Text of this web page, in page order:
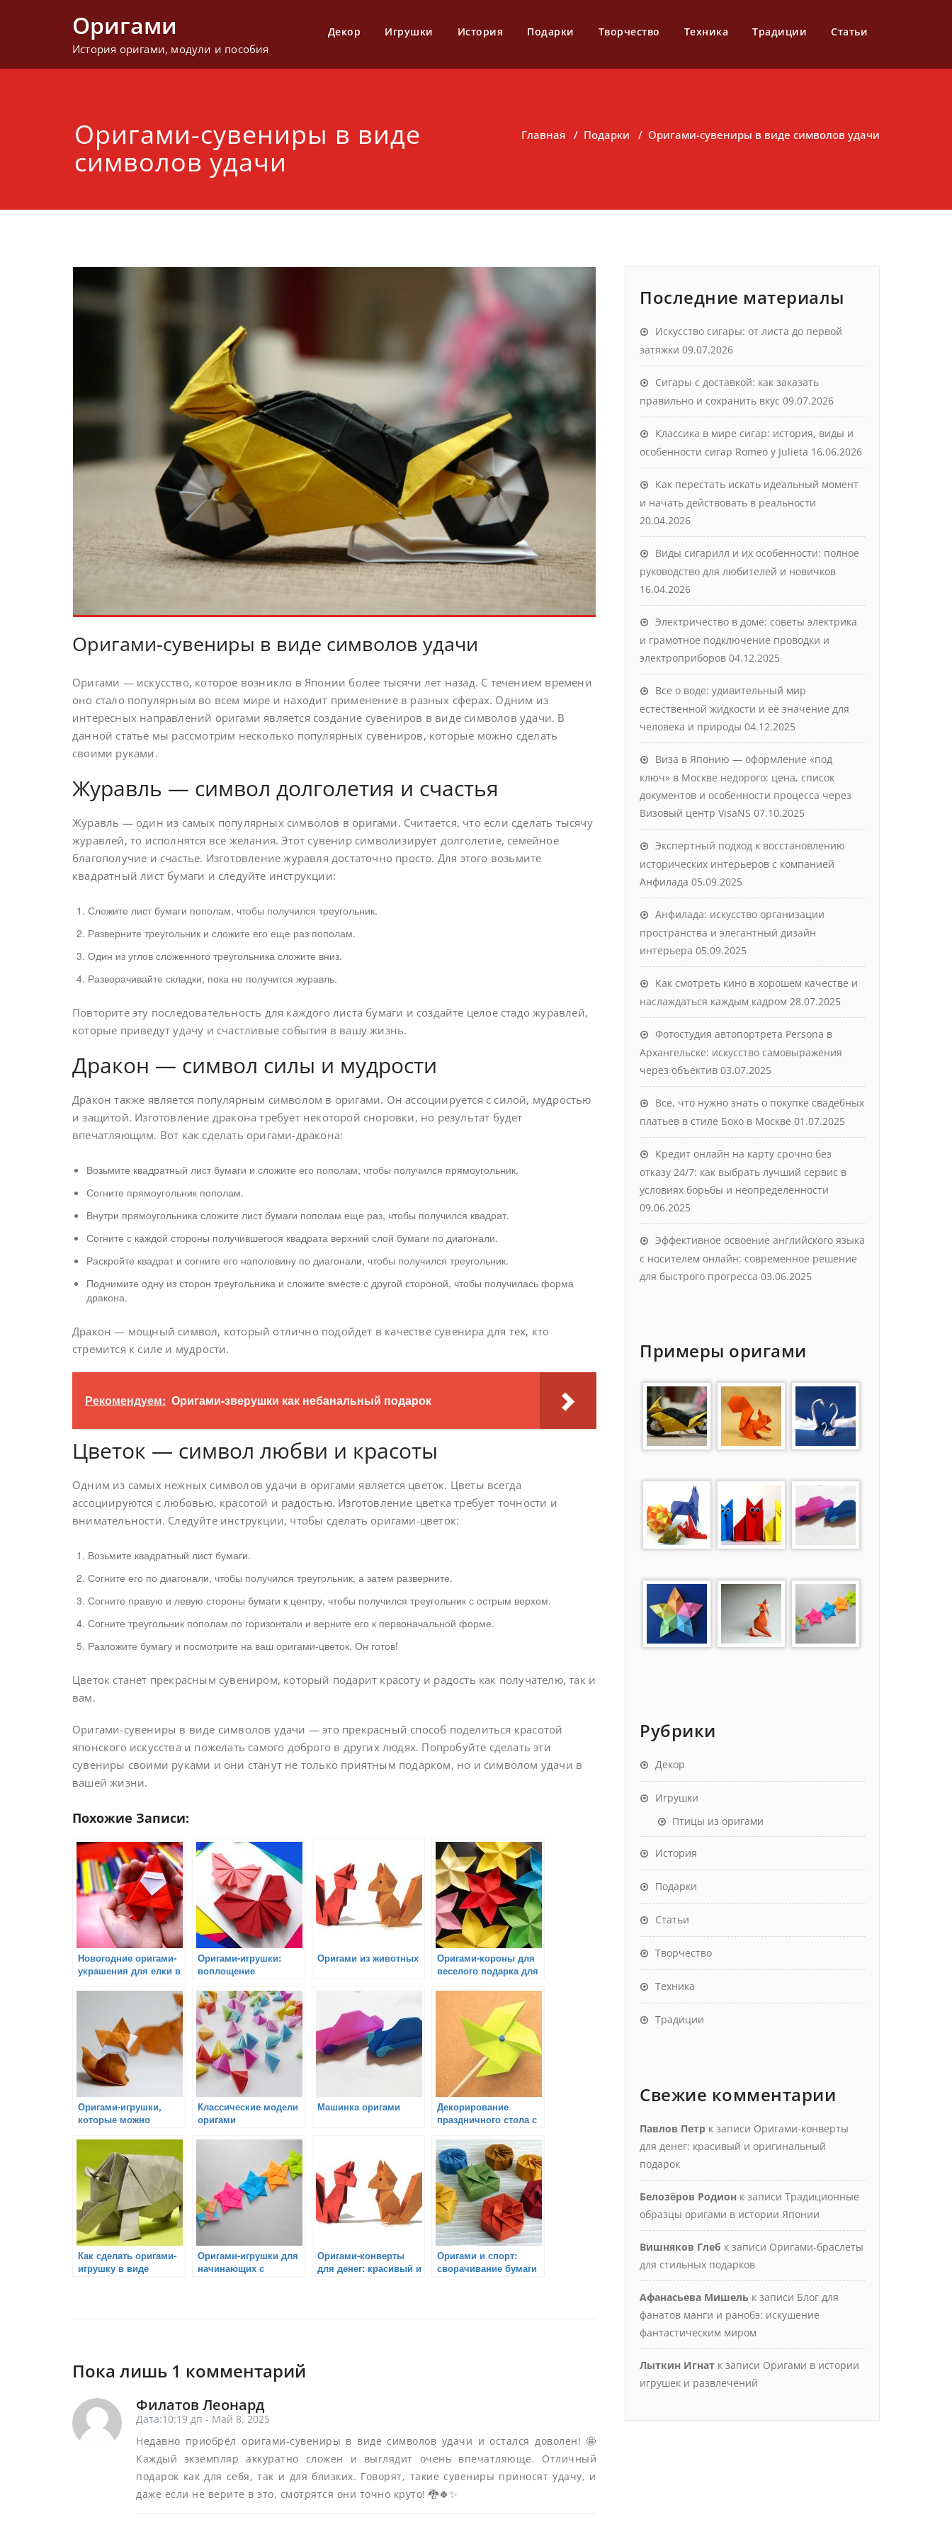
Оригами
История оригами, модули и пособия
Декор Игрушки История Подарки Творчество Техника Традиции Статьи
Оригами-сувениры в виде
символов удачи
Главная / Подарки / Оригами-сувениры в виде символов удачи
Оригами-сувениры в виде символов удачи
Оригами — искусство, которое возникло в Японии более тысячи лет назад. С течением времени
оно стало популярным во всем мире и находит применение в разных сферах. Одним из
интересных направлений оригами является создание сувениров в виде символов удачи. В
данной статье мы рассмотрим несколько популярных сувениров, которые можно сделать
своими руками.
Журавль — символ долголетия и счастья
Журавль — один из самых популярных символов в оригами. Считается, что если сделать тысячу
журавлей, то исполнятся все желания. Этот сувенир символизирует долголетие, семейное
благополучие и счастье. Изготовление журавля достаточно просто. Для этого возьмите
квадратный лист бумаги и следуйте инструкции:
Сложите лист бумаги пополам, чтобы получился треугольник.
Разверните треугольник и сложите его еще раз пополам.
Один из углов сложенного треугольника сложите вниз.
Разворачивайте складки, пока не получится журавль.
Повторите эту последовательность для каждого листа бумаги и создайте целое стадо журавлей,
которые приведут удачу и счастливые события в вашу жизнь.
Дракон — символ силы и мудрости
Дракон также является популярным символом в оригами. Он ассоциируется с силой, мудростью
и защитой. Изготовление дракона требует некоторой сноровки, но результат будет
впечатляющим. Вот как сделать оригами-дракона:
Возьмите квадратный лист бумаги и сложите его пополам, чтобы получился прямоугольник.
Согните прямоугольник пополам.
Внутри прямоугольника сложите лист бумаги пополам еще раз, чтобы получился квадрат.
Согните с каждой стороны получившегося квадрата верхний слой бумаги по диагонали.
Раскройте квадрат и согните его наполовину по диагонали, чтобы получился треугольник.
Поднимите одну из сторон треугольника и сложите вместе с другой стороной, чтобы получилась форма
дракона.
Дракон — мощный символ, который отлично подойдет в качестве сувенира для тех, кто
стремится к силе и мудрости.
Рекомендуем: Оригами-зверушки как небанальный подарок
Цветок — символ любви и красоты
Одним из самых нежных символов удачи в оригами является цветок. Цветы всегда
ассоциируются с любовью, красотой и радостью. Изготовление цветка требует точности и
внимательности. Следуйте инструкции, чтобы сделать оригами-цветок:
Возьмите квадратный лист бумаги.
Согните его по диагонали, чтобы получился треугольник, а затем разверните.
Согните правую и левую стороны бумаги к центру, чтобы получился треугольник с острым верхом.
Согните треугольник пополам по горизонтали и верните его к первоначальной форме.
Разложите бумагу и посмотрите на ваш оригами-цветок. Он готов!
Цветок станет прекрасным сувениром, который подарит красоту и радость как получателю, так и
вам.
Оригами-сувениры в виде символов удачи — это прекрасный способ поделиться красотой
японского искусства и пожелать самого доброго в других людях. Попробуйте сделать эти
сувениры своими руками и они станут не только приятным подарком, но и символом удачи в
вашей жизни.
Похожие Записи:
Новогодние оригами-
украшения для елки в
Оригами-игрушки:
воплощение
предметов в мире
бумаги
Оригами из животных
Оригами-короны для
веселого подарка для
Оригами-игрушки,
которые можно
Классические модели
оригами
Машинка оригами
Декорирование
праздничного стола с
Как сделать оригами-
игрушку в виде
Оригами-игрушки для
начинающих с
Оригами-конверты
для денег: красивый и
Оригами и спорт:
сворачивание бумаги
Пока лишь 1 комментарий
Филатов Леонард
Дата:10:19 дп - Май 8, 2025
Недавно приобрёл оригами-сувениры в виде символов удачи и остался доволен! 🤩
Каждый экземпляр аккуратно сложен и выглядит очень впечатляюще. Отличный
подарок как для себя, так и для близких. Говорят, такие сувениры приносят удачу, и
даже если не верите в это, смотрятся они точно круто! 🐉🍀✨
Последние материалы
Искусство сигары: от листа до первой
затяжки 09.07.2026
Сигары с доставкой: как заказать
правильно и сохранить вкус 09.07.2026
Классика в мире сигар: история, виды и
особенности сигар Romeo y Julieta 16.06.2026
Как перестать искать идеальный момент
и начать действовать в реальности
20.04.2026
Виды сигарилл и их особенности: полное
руководство для любителей и новичков
16.04.2026
Электричество в доме: советы электрика
и грамотное подключение проводки и
электроприборов 04.12.2025
Все о воде: удивительный мир
естественной жидкости и её значение для
человека и природы 04.12.2025
Виза в Японию — оформление «под
ключ» в Москве недорого: цена, список
документов и особенности процесса через
Визовый центр VisaNS 07.10.2025
Экспертный подход к восстановлению
исторических интерьеров с компанией
Анфилада 05.09.2025
Анфилада: искусство организации
пространства и элегантный дизайн
интерьера 05.09.2025
Как смотреть кино в хорошем качестве и
наслаждаться каждым кадром 28.07.2025
Фотостудия автопортрета Persona в
Архангельске: искусство самовыражения
через объектив 03.07.2025
Все, что нужно знать о покупке свадебных
платьев в стиле Бохо в Москве 01.07.2025
Кредит онлайн на карту срочно без
отказу 24/7: как выбрать лучший сервис в
условиях борьбы и неопределенности
09.06.2025
Эффективное освоение английского языка
с носителем онлайн: современное решение
для быстрого прогресса 03.06.2025
Примеры оригами
Рубрики
Декор
Игрушки
Птицы из оригами
История
Подарки
Статьи
Творчество
Техника
Традиции
Свежие комментарии
Павлов Петр к записи Оригами-конверты
для денег: красивый и оригинальный
подарок
Белозёров Родион к записи Традиционные
образцы оригами в истории Японии
Вишняков Глеб к записи Оригами-браслеты
для стильных подарков
Афанасьева Мишель к записи Блог для
фанатов манги и ранобэ: искушение
фантастическим миром
Лыткин Игнат к записи Оригами в истории
игрушек и развлечений